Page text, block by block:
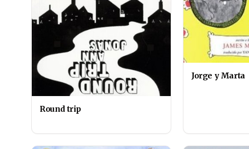
Round trip
Jorge y Marta